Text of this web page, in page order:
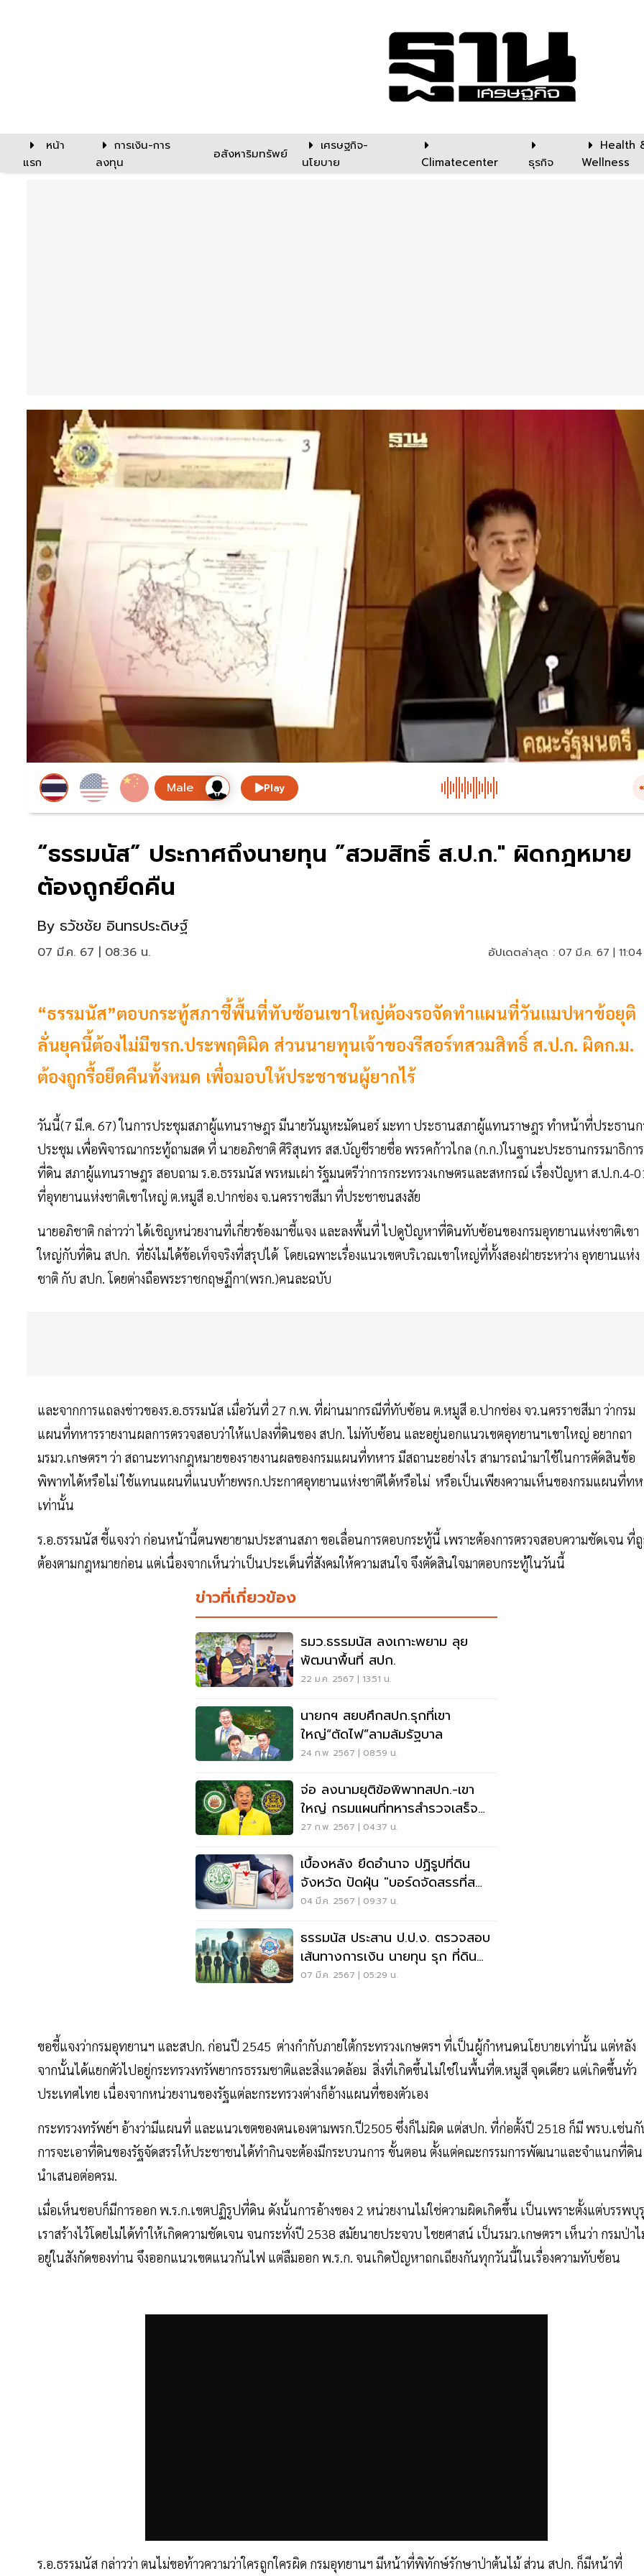
หน้า
แรก
การเงิน-การ
ลงทุน
อสังหาริมทรัพย์
เศรษฐกิจ-
นโยบาย
Climatecenter ธุรกิจ
Health
Wellness
Play
“ธรรมนัส” ประกาศถึงนายทุน ”สวมสิทธิ์ ส.ป.ก." ผิดกฎหมาย
ต้องถูกยึดคืน
By ธวัชชัย อินทรประดิษฐ์
07 มี.ค. 67 | 08:36 น. อัปเดตล่าสุด : 07 มี.ค. 67 |
“ธรรมนัส”ตอบกระทู้สภาชี้พื้นที่ทับซ้อนเขาใหญ่ต้องรอจัดทำแผนที่วันแมปหาข้อยุติ
ลั่นยุคนี้ต้องไม่มีขรก.ประพฤติผิด ส่วนนายทุนเจ้าของรีสอร์ทสวมสิทธิ์ ส.ป.ก. ผิดก.ม.
ต้องถูกรื้อยึดคืนทั้งหมด เพื่อมอบให้ประชาชนผู้ยากไร้
วันนี้(7 มี.ค. 67) ในการประชุมสภาผู้แทนราษฎร มีนายวันมูหะมัดนอร์ มะทา ประธานสภาผู้แทนราษฎร ทำหน้าที่ประธานก
ประชุม เพื่อพิจารณากระทู้ถามสด ที่ นายอภิชาติ ศิริสุนทร สส.บัญชีรายชื่อ พรรคก้าวไกล (ก.ก.)ในฐานะประธานกรรมาธิการ
ที่ดิน สภาผู้แทนราษฎร สอบถาม ร.อ.ธรรมนัส พรหมเผ่า รัฐมนตรีว่าการกระทรวงเกษตรและสหกรณ์ เรื่องปัญหา ส.ป.ก.4-
ที่อุทยานแห่งชาติเขาใหญ่ ต.หมูสี อ.ปากช่อง จ.นครราชสีมา ที่ประชาชนสงสัย
นายอภิชาติ กล่าวว่า ได้เชิญหน่วยงานที่เกี่ยวข้องมาชี้แจง และลงพื้นที่ ไปดูปัญหาที่ดินทับซ้อนของกรมอุทยานแห่งชาติเขา
ใหญ่กับที่ดิน สปก. ที่ยังไม่ได้ข้อเท็จจริงที่สรุปได้ โดยเฉพาะเรื่องแนวเขตบริเวณเขาใหญ่ที่ทั้งสองฝ่ายระหว่าง อุทยานแห่ง
ชาติ กับ สปก. โดยต่างถือพระราชกฤษฏีกา(พรก.)คนละฉบับ
และจากการแถลงข่าวของร.อ.ธรรมนัส เมื่อวันที่ 27 ก.พ. ที่ผ่านมากรณีที่ทับซ้อน ต.หมูสี อ.ปากช่อง จว.นครราชสีมา ว่ากรม
แผนที่ทหารรายงานผลการตรวจสอบว่าให้แปลงที่ดินของ สปก. ไม่ทับซ้อน และอยู่นอกแนวเขตอุทยานฯเขาใหญ่ อยากถา
มรมว.เกษตรฯ ว่า สถานะทางกฎหมายของรายงานผลของกรมแผนที่ทหาร มีสถานะอย่างไร สามารถนำมาใช้ในการตัดสินข้อ
พิพาทได้หรือไม่ ใช้แทนแผนที่แนบท้ายพรก.ประกาศอุทยานแห่งชาติได้หรือไม่ หรือเป็นเพียงความเห็นของกรมแผนที่ทห
เท่านั้น
ร.อ.ธรรมนัส ชี้แจงว่า ก่อนหน้านี้ตนพยายามประสานสภา ขอเลื่อนการตอบกระทู้นี้ เพราะต้องการตรวจสอบความชัดเจน ที่
ต้องตามกฎหมายก่อน แต่เนื่องจากเห็นว่าเป็นประเด็นที่สังคมให้ความสนใจ จึงตัดสินใจมาตอบกระทู้ในวันนี้
ข่าวที่เกี่ยวข้อง
รมว.ธรรมนัส ลงเกาะพยาม ลุย
พัฒนาพื้นที่ สปก.
22 ม.ค. 2567 | 13:51 น.
นายกฯ สยบศึกสปก.รุกที่เขา
ใหญ่“ตัดไฟ”ลามล้มรัฐบาล
24 ก.พ. 2567 | 08:59 น.
จ่อ ลงนามยุติข้อพิพาทสปก.-เขา
ใหญ่ กรมแผนที่ทหารสำรวจเสร็จ
ก่อนกำหนด
27 ก.พ. 2567 | 04:37 น.
เบื้องหลัง ยึดอำนาจ ปฏิรูปที่ดิน
จังหวัด ปัดฝุ่น "บอร์ดจัดสรรที่ส
ปก."
04 มี.ค. 2567 | 09:37 น.
ธรรมนัส ประสาน ป.ป.ง. ตรวจสอบ
เส้นทางการเงิน นายทุน รุก ที่ดิน
สปก.
07 มี.ค. 2567 | 05:29 น.
ขอชี้แจงว่ากรมอุทยานฯ และสปก. ก่อนปี 2545 ต่างกำกับภายใต้กระทรวงเกษตรฯ ที่เป็นผู้กำหนดนโยบายเท่านั้น แต่หลัง
จากนั้นได้แยกตัวไปอยู่กระทรวงทรัพยากรธรรมชาติและสิ่งแวดล้อม สิ่งที่เกิดขึ้นไม่ใช่ในพื้นที่ต.หมูสี จุดเดียว แต่เกิดขึ้นทั่ว
ประเทศไทย เนื่องจากหน่วยงานของรัฐแต่ละกระทรวงต่างก็อ้างแผนที่ของตัวเอง
กระทรวงทรัพย์ฯ อ้างว่ามีแผนที่ และแนวเขตของตนเองตามพรก.ปี2505 ซึ่งก็ไม่ผิด แต่สปก. ที่ก่อตั้งปี 2518 ก็มี พรบ.เช่น
การจะเอาที่ดินของรัฐจัดสรรให้ประชาชนได้ทำกินจะต้องมีกระบวนการ ขั้นตอน ตั้งแต่คณะกรรมการพัฒนาและจำแนกที่ดิน
นำเสนอต่อครม.
เมื่อเห็นชอบก็มีการออก พ.ร.ก.เขตปฏิรูปที่ดิน ดังนั้นการอ้างของ 2 หน่วยงานไม่ใช่ความผิดเกิดขึ้น เป็นเพราะตั้งแต่บรรพบุ
เราสร้างไว้โดยไม่ได้ทำให้เกิดความชัดเจน จนกระทั่งปี 2538 สมัยนายประจวบ ไชยศาสน์ เป็นรมว.เกษตรฯ เห็นว่า กรมป่า
อยู่ในสังกัดของท่าน จึงออกแนวเขตแนวกันไฟ แต่ลืมออก พ.ร.ก. จนเกิดปัญหาถกเถียงกันทุกวันนี้ในเรื่องความทับซ้อน
ร.อ.ธรรมนัส กล่าวว่า ตนไม่ขอท้าวความว่าใครถูกใครผิด กรมอุทยานฯ มีหน้าที่พิทักษ์รักษาป่าต้นไม้ ส่วน สปก. ก็มีหน้าที่